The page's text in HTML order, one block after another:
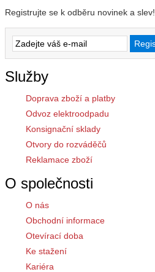
Registrujte se k odběru novinek a slev!
Služby
Doprava zboží a platby
Odvoz elektroodpadu
Konsignační sklady
Otvory do rozváděčů
Reklamace zboží
O společnosti
O nás
Obchodní informace
Otevírací doba
Ke stažení
Kariéra